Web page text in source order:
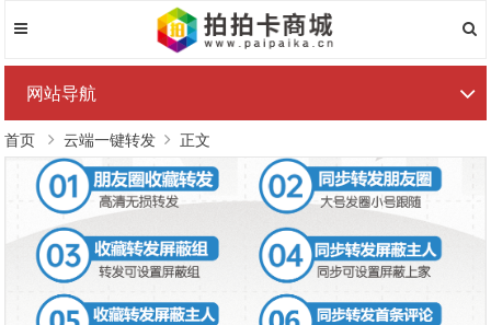
网站导航
首页 云端一键转发 正文